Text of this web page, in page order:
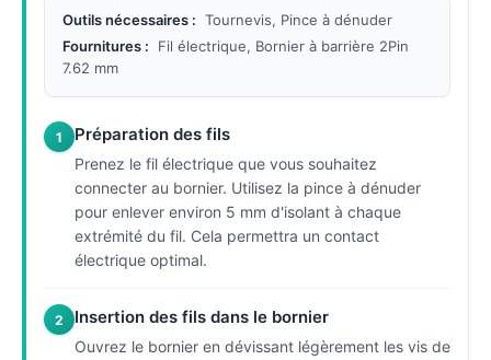
Outils nécessaires : Tournevis, Pince à dénuder
Fournitures :
Fil électrique, Bornier à barrière 2Pin
7.62 mm
1 Préparation des fils
Prenez le fil électrique que vous souhaitez
connecter au bornier. Utilisez la pince à dénuder
pour enlever environ 5 mm d'isolant à chaque
extrémité du fil. Cela permettra un contact
électrique optimal.
2 Insertion des fils dans le bornier
Ouvrez le bornier en dévissant légèrement les vis de